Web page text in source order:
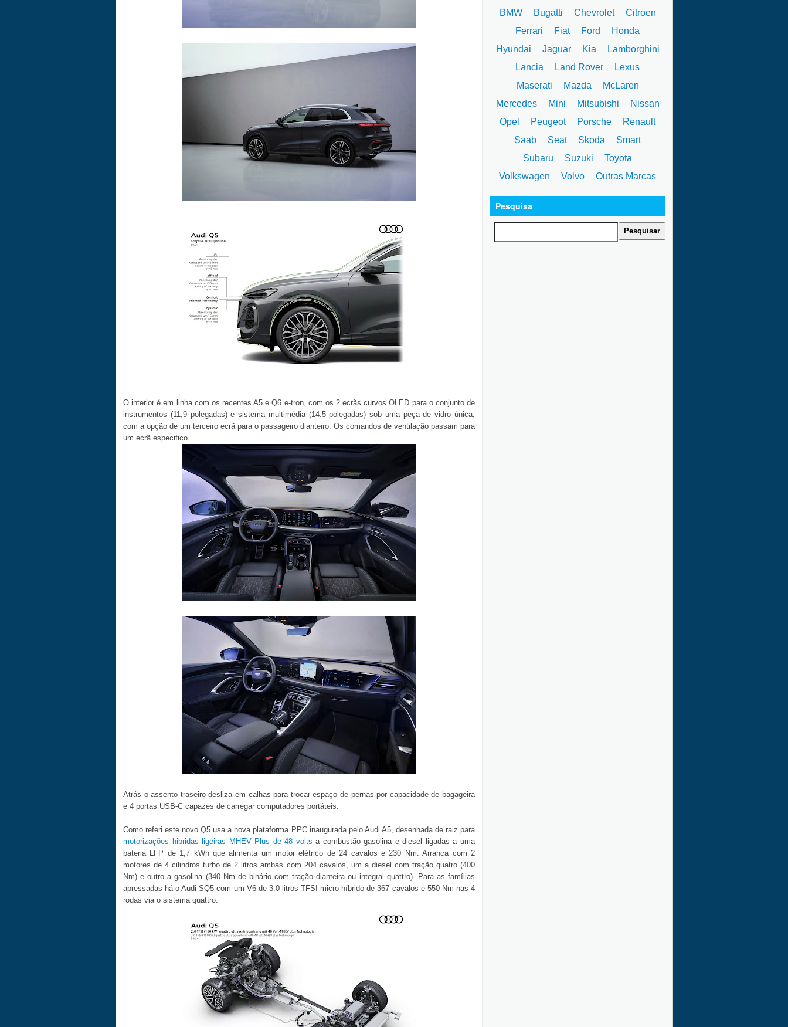
O interior é em linha com os recentes A5 e Q6 e-tron, com os 2 ecrãs curvos OLED para o conjunto de
instrumentos (11,9 polegadas) e sistema multimédia (14.5 polegadas) sob uma peça de vidro única,
com a opção de um terceiro ecrã para o passageiro dianteiro. Os comandos de ventilação passam para
um ecrã especifico.
Atrás o assento traseiro desliza em calhas para trocar espaço de pernas por capacidade de bagageira
e 4 portas USB-C capazes de carregar computadores portáteis.
Como referi este novo Q5 usa a nova plataforma PPC inaugurada pelo Audi A5, desenhada de raiz para
motorizações hibridas ligeiras MHEV Plus de 48 volts a combustão gasolina e diesel ligadas a uma
bateria LFP de 1,7 kWh que alimenta um motor elétrico de 24 cavalos e 230 Nm. Arranca com 2
motores de 4 cilindros turbo de 2 litros ambas com 204 cavalos, um a diesel com tração quatro (400
Nm) e outro a gasolina (340 Nm de binário com tração dianteira ou integral quattro). Para as famílias
apressadas há o Audi SQ5 com um V6 de 3.0 litros TFSI micro híbrido de 367 cavalos e 550 Nm nas 4
rodas via o sistema quattro.
BMW
Bugatti Chevrolet
Citroen
Ferrari
Fiat Ford
Honda
Hyundai
Jaguar Kia
Lamborghini
Lancia
Land Rover
Lexus
Maserati
Mazda
McLaren
Mercedes
Mini Mitsubishi
Nissan
Opel
Peugeot Porsche
Renault
Saab
Seat Skoda
Smart
Subaru
Suzuki
Toyota
Volkswagen
Volvo Outras Marcas
Pesquisa